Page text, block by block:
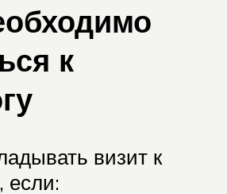
к
визит к
если: